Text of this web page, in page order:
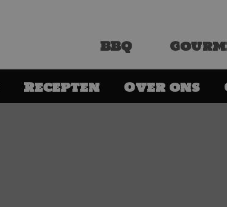
BBQ
Recepten Over ons